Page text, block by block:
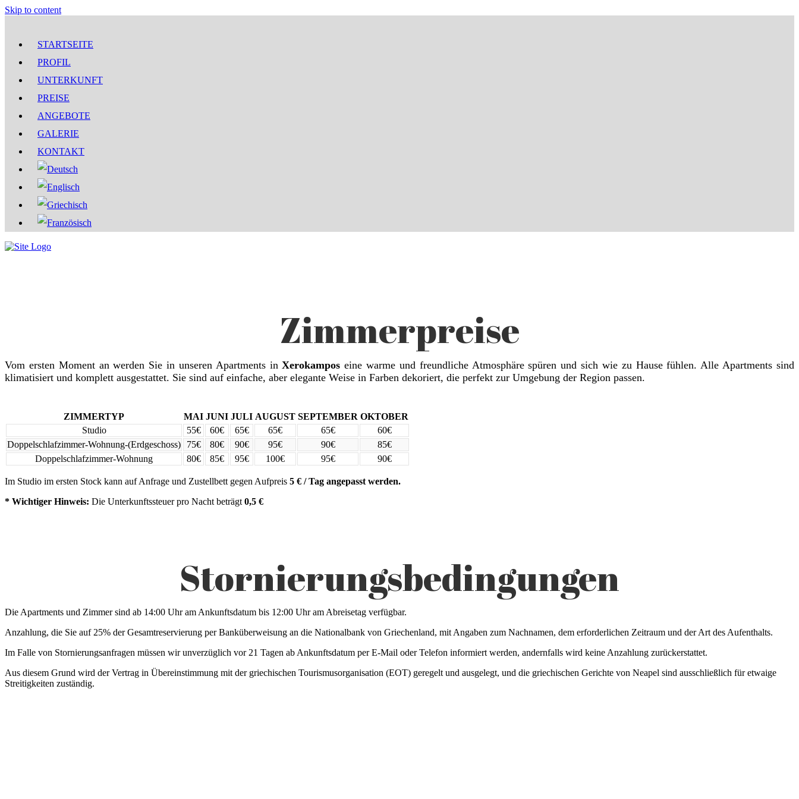
Skip to content
STARTSEITE
PROFIL
UNTERKUNFT
PREISE
ANGEBOTE
GALERIE
KONTAKT
Zimmerpreise
Vom ersten Moment an werden Sie in unseren Apartments inXerokampos eine warme und freundliche Atmosphäre spüren und sich wie zu Hause fühlen. Alle Apartments sind
klimatisiert und komplett ausgestattet. Sie sind auf einfache, aber elegante Weise in Farben dekoriert, die perfekt zur Umgebung der Region passen.
ZIMMERTYP ΜΑΙ JUNI JULI AUGUST SEPTEMBER OKTOBER
Studio
55€ 60€ 65€ 65€ 65€
60€
Doppelschlafzimmer-Wohnung-(Erdgeschoss)
75€ 80€ 90€ 95€ 90€
85€
Doppelschlafzimmer-Wohnung
80€ 85€ 95€ 100€ 95€ 90€
Im Studio im ersten Stock kann auf Anfrage und Zustellbett gegen Aufpreis 5 € / Tag angepasst werden.
* Wichtiger Hinweis: Die Unterkunftssteuer pro Nacht beträgt 0,5 €
Stornierungsbedingungen
Die Apartments und Zimmer sind ab 14:00 Uhr am Ankunftsdatum bis 12:00 Uhr am Abreisetag verfügbar.
Anzahlung, die Sie auf 25% der Gesamtreservierung per Banküberweisung an die Nationalbank von Griechenland, mit Angaben zum Nachnamen, dem erforderlichen Zeitraum und der Art des Aufenthalts.
Im Falle von Stornierungsanfragen müssen wir unverzüglich vor 21 Tagen ab Ankunftsdatum per E-Mail oder Telefon informiert werden, andernfalls wird keine Anzahlung zurückerstattet.
Aus diesem Grund wird der Vertrag in Übereinstimmung mit der griechischen Tourismusorganisation (EOT) geregelt und ausgelegt, und die griechischen Gerichte von Neapel sind ausschließlich für etwaige
Streitigkeiten zuständig.